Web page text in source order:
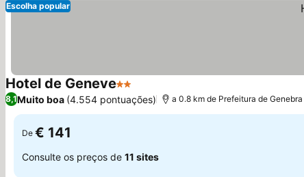
Escolha popular
Hotel de Geneve2 Estrelas
8,1Muito boa (4.554 pontuações) a 0.8 km de Prefeitura de Genebra
De € 141
Consulte os preços de 11 sites